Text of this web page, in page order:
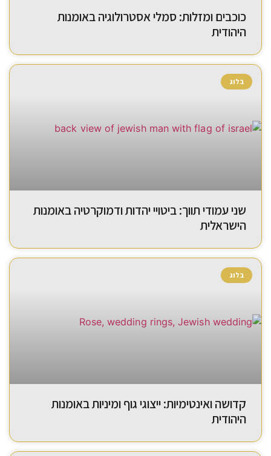
כוכבים ומזלות: סמלי אסטרולוגיה באומנות
היהודית
בלוג
שני עמודי תווך: ביטויי יהדות ודמוקרטיה באומנות
הישראלית
בלוג
קדושה ואינטימיות: ייצוגי גוף ומיניות באומנות
היהודית